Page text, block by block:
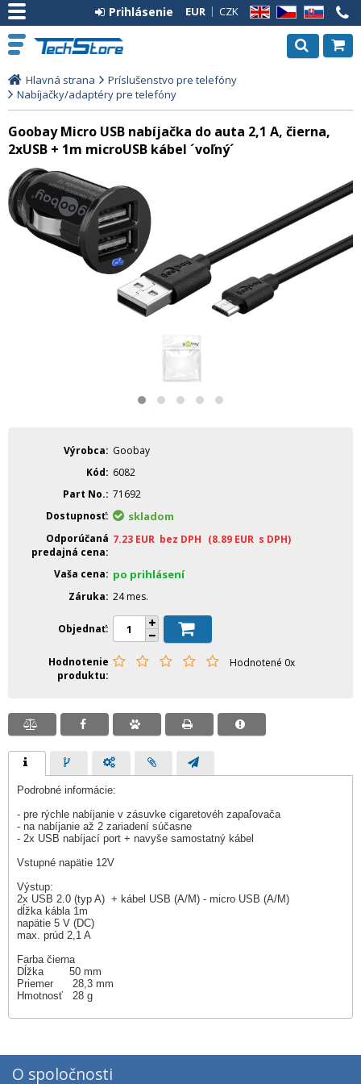
EN CZ SK
EUR CZK
Prihlásenie
Hlavná strana
Príslušenstvo pre telefóny
Nabíjačky/adaptéry pre telefóny
Goobay Micro USB nabíjačka do auta 2,1 A, čierna,
2xUSB + 1m microUSB kábel ´voľný´
Výrobca
Goobay
Kód
6082
Part No. 71692
Dostupnosť
skladom
Odporúčaná
predajná cena
7.23 EUR bez DPH (8.89 EUR s DPH)
Vaša cena po prihlásení
Záruka 24 mes.
Objednať
Hodnotenie
produktu
Hodnotené 0x
Podrobné informácie:
- pre rýchle nabíjanie v zásuvke cigaretovéh zapaľovača
- na nabíjanie až 2 zariadení súčasne
- 2x USB nabíjací port + navyše samostatný kábel
Vstupné napätie 12V
Výstup:
2x USB 2.0 (typ A) + kábel USB (A/M) - micro USB (A/M)
dĺžka kábla 1m
napätie 5 V (DC)
max. prúd 2,1 A
Farba čierna
Dĺžka 50 mm
Priemer 28,3 mm
Hmotnosť 28 g
O spoločnosti